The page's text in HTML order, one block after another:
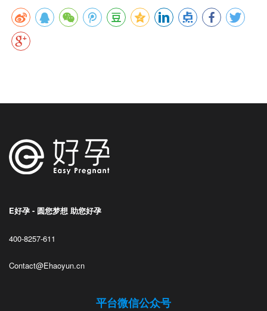
E好孕 - 圆您梦想 助您好孕
400-8257-611
Contact@Ehaoyun.cn
平台微信公众号